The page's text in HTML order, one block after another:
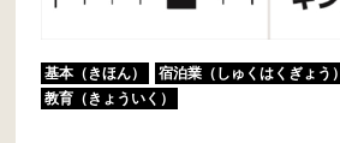
基本（きほん）
宿泊業（しゅくはくぎょう）
教育（きょういく）